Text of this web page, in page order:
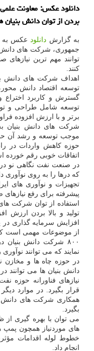
دانلود عکس: معاونت
بردن از توان دانش
به گزارش دانلود عکس به
جمهوری، شرکت های دانش
توانند مهم ترین
کنند.
اهداف شرکت های دانش
توسعه اقتصاد دانش
گسترش و کاربرد اختراع
توسعه شامل طراحی و
برتر و با ارزش افزوده
شرکت های دانش بنیان
موجب توسعه و رشد آن
حوزه کاهش واردات در
اتفاقات خوبی رقم خورده
در صنعت نفت نگاهی نو
که درها را به روی نوآوری
تجهیزات و نوآوری های
پیشرفته برای رفع
استفاده از توان شرکت
تولید و بالا بردن ارزش
افزایش سرمایه گذاری
از موضوعات مهمی است که
۸۰۰ شرکت دانش
نمایند که می توانند
در حوزه چاه ها و مخازن
دانش بنیان ها می توانند
نیازهای فناورانه حوزه
قرار بگیرد. در موارد
همکاری شرکت های دانش
بگیرد.
می توان با بهره گیری
های موردنیاز همچون
خطوط لوله اقدامات
انجام داد.